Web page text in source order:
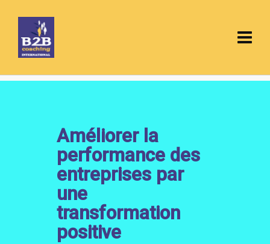
Améliorer la
performance des
entreprises par
une
transformation
positive